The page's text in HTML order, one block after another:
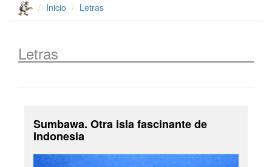
Inicio Letras
Letras
Sumbawa. Otra isla fascinante de
Indonesia